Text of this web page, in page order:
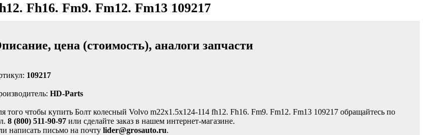
Fh16. Fm9. Fm12. Fm13 109217
цена (стоимость), аналоги запчасти
109217
HD-Parts
того чтобы купить Болт колесный Volvo m22x1.5x124-114 fh12. Fh16. Fm9. Fm12. Fm13 109217 обращайтесь по
8 (800) 511-90-97 или сделайте заказ в нашем интернет-магазине.
написать письмо на почту lider@grosauto.ru.